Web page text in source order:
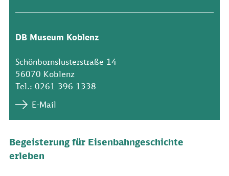
DB Museum Koblenz
Schönbornslusterstraße 14
56070 Koblenz
Tel.: 0261 396 1338
E-Mail
Begeisterung für Eisenbahngeschichte
erleben